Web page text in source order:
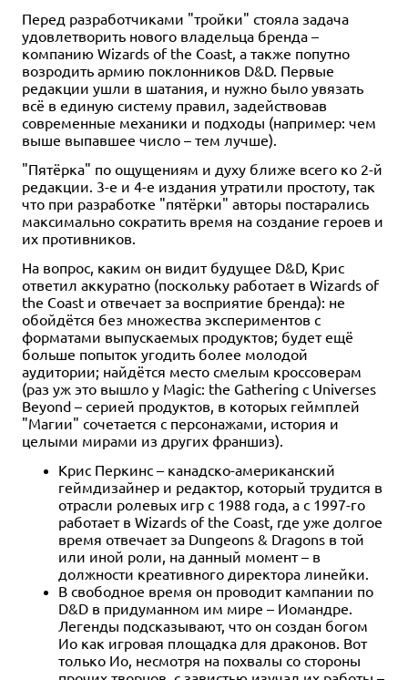
Перед разработчиками "тройки" стояла задача
удовлетворить нового владельца бренда –
компанию Wizards of the Coast, а также попутно
возродить армию поклонников D&D. Первые
редакции ушли в шатания, и нужно было увязать
всё в единую систему правил, задействовав
современные механики и подходы (например: чем
выше выпавшее число – тем лучше).
"Пятёрка" по ощущениям и духу ближе всего ко 2-й
редакции. 3-е и 4-е издания утратили простоту, так
что при разработке "пятёрки" авторы постарались
максимально сократить время на создание героев и
их противников.
На вопрос, каким он видит будущее D&D, Крис
ответил аккуратно (поскольку работает в Wizards of
the Coast и отвечает за восприятие бренда): не
обойдётся без множества экспериментов с
форматами выпускаемых продуктов; будет ещё
больше попыток угодить более молодой
аудитории; найдётся место смелым кроссоверам
(раз уж это вышло у Magic: the Gathering с Universes
Beyond – серией продуктов, в которых геймплей
"Магии" сочетается с персонажами, история и
целыми мирами из других франшиз).
Крис Перкинс – канадско-американский
геймдизайнер и редактор, который трудится в
отрасли ролевых игр с 1988 года, а с 1997-го
работает в Wizards of the Coast, где уже долгое
время отвечает за Dungeons & Dragons в той
или иной роли, на данный момент – в
должности креативного директора линейки.
В свободное время он проводит кампании по
D&D в придуманном им мире – Иомандре.
Легенды подсказывают, что он создан богом
Ио как игровая площадка для драконов. Вот
только Ио, несмотря на похвалы со стороны